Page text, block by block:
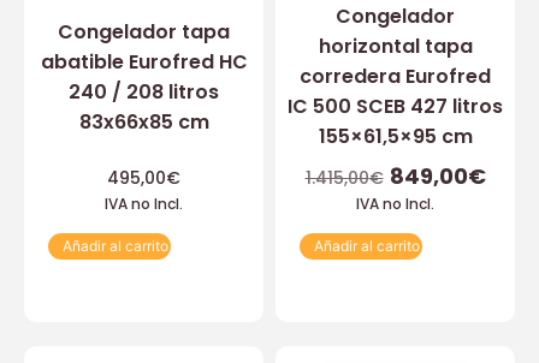
Congelador tapa
abatible Eurofred HC
240 / 208 litros
83x66x85 cm
495,00€
IVA no Incl.
Añadir al carrito
Congelador
horizontal tapa
corredera Eurofred
IC 500 SCEB 427 litros
155×61,5×95 cm
1.415,00€ 849,00€
IVA no Incl.
Añadir al carrito